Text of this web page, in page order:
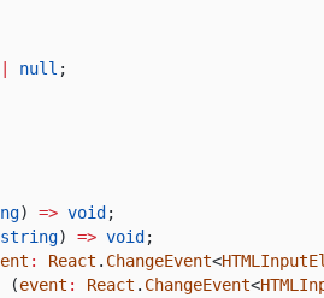
null ;
) => void ;
string) => void ;
: React . ChangeEvent<
(event : React . ChangeEvent<